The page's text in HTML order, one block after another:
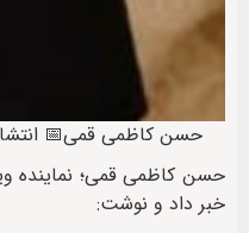
حسن کاظمی قمی📅 انتشار: ۲۹ دلو ۱۴۰۲ ساعت ۱۰:۰۲ • 🔄 ۰ بروزرسانی • 🕒 آخرین: ۲۹
حسن کاظمی قمی؛ نماینده
خبر داد و نوشت: